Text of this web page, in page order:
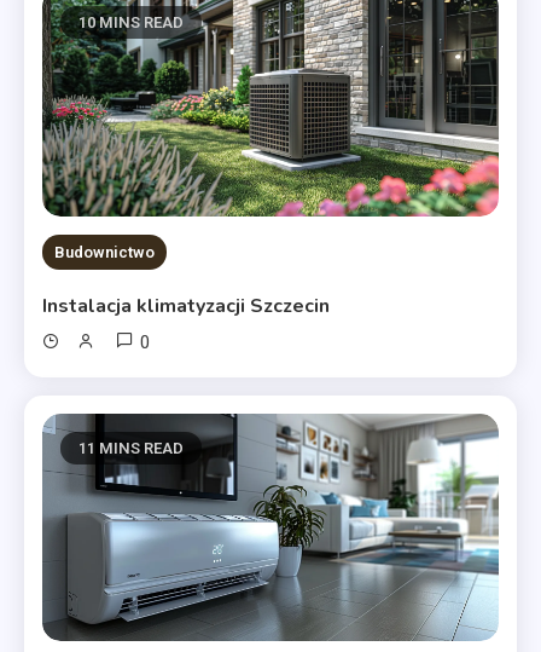
10 MINS READ
Budownictwo
Instalacja klimatyzacji Szczecin
0
11 MINS READ